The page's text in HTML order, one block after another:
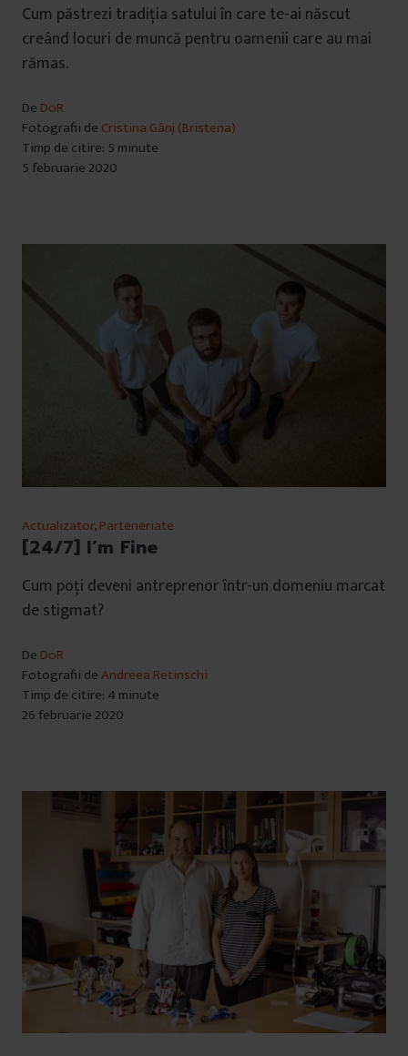
Cum păstrezi tradiția satului în care te-ai născut
creând locuri de muncă pentru oamenii care au mai
rămas.
De DoR
Fotografii de Cristina Gânj (Bristena)
Timp de citire: 5 minute
5 februarie 2020
Actualizator,Parteneriate
[24/7] I’m Fine
Cum poți deveni antreprenor într-un domeniu marcat
de stigmat?
De DoR
Fotografii deAndreea Retinschi
Timp de citire: 4 minute
26 februarie 2020